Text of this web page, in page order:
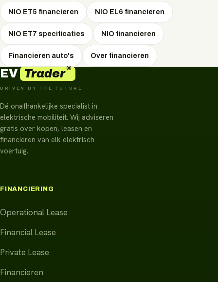
NIO ET5 financieren NIO EL6 financieren
NIO ET7 specificaties NIO financieren
Financieren auto's Over financieren
EV Trader®
DRIVEN BY THE FUTURE
Dé onafhankelijke specialist in
elektrische mobiliteit. Wij adviseren
gratis over kopen, leasen en
financieren van elk elektrisch
voertuig.
FINANCIERING
Operational Lease
Financial Lease
Private Lease
Financieren